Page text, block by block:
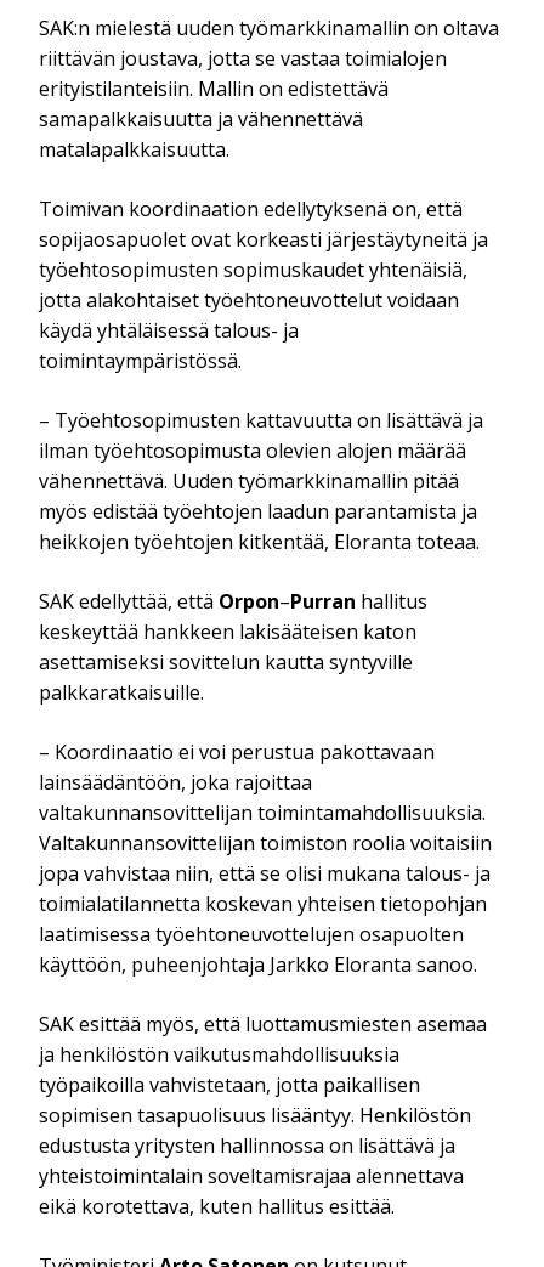
SAK:n mielestä uuden työmarkkinamallin on oltava
riittävän joustava, jotta se vastaa toimialojen
erityistilanteisiin. Mallin on edistettävä
samapalkkaisuutta ja vähennettävä
matalapalkkaisuutta.
Toimivan koordinaation edellytyksenä on, että
sopijaosapuolet ovat korkeasti järjestäytyneitä ja
työehtosopimusten sopimuskaudet yhtenäisiä,
jotta alakohtaiset työehtoneuvottelut voidaan
käydä yhtäläisessä talous- ja
toimintaympäristössä.
– Työehtosopimusten kattavuutta on lisättävä ja
ilman työehtosopimusta olevien alojen määrää
vähennettävä. Uuden työmarkkinamallin pitää
myös edistää työehtojen laadun parantamista ja
heikkojen työehtojen kitkentää, Eloranta toteaa.
SAK edellyttää, että Orpon–Purran hallitus
keskeyttää hankkeen lakisääteisen katon
asettamiseksi sovittelun kautta syntyville
palkkaratkaisuille.
– Koordinaatio ei voi perustua pakottavaan
lainsäädäntöön, joka rajoittaa
valtakunnansovittelijan toimintamahdollisuuksia.
Valtakunnansovittelijan toimiston roolia voitaisiin
jopa vahvistaa niin, että se olisi mukana talous- ja
toimialatilannetta koskevan yhteisen tietopohjan
laatimisessa työehtoneuvottelujen osapuolten
käyttöön, puheenjohtaja Jarkko Eloranta sanoo.
SAK esittää myös, että luottamusmiesten asemaa
ja henkilöstön vaikutusmahdollisuuksia
työpaikoilla vahvistetaan, jotta paikallisen
sopimisen tasapuolisuus lisääntyy. Henkilöstön
edustusta yritysten hallinnossa on lisättävä ja
yhteistoimintalain soveltamisrajaa alennettava
eikä korotettava, kuten hallitus esittää.